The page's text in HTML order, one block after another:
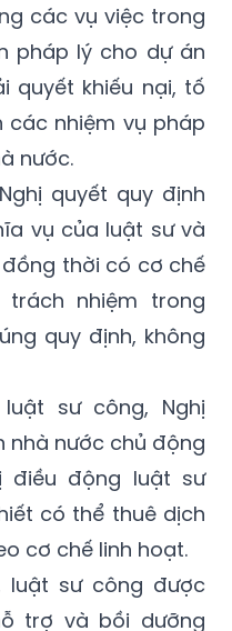
các vụ việc trong
pháp lý cho dự án
quyết khiếu nại, tố
nhiệm vụ pháp
nước.
quyết quy định
vụ của luật sư và
thời có cơ chế
nhiệm trong
quy định, không
sư công, Nghị
nhà nước chủ động
điều động luật sư
có thể thuê dịch
cơ chế linh hoạt.
luật sư công được
trợ và bồi dưỡng